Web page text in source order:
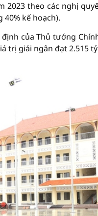
2023 theo các nghị
kế hoạch).
của Thủ tướng
trị giải ngân đạt 2.515